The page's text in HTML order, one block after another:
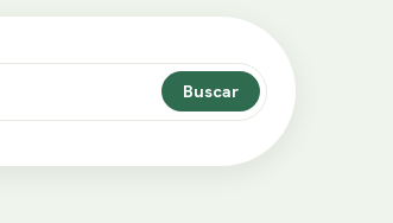
Buscar